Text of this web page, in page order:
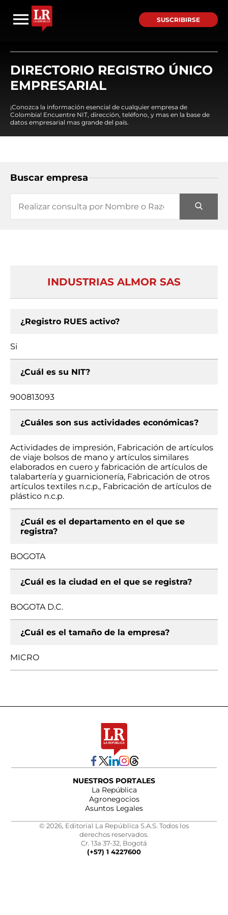
SUSCRIBIRSE
DIRECTORIO REGISTRO ÚNICO
EMPRESARIAL
¡Conozca la información esencial de cualquier empresa de
Colombia! Encuentre NIT, dirección, teléfono, y mas en la base de
datos empresarial mas grande del país.
Buscar empresa
INDUSTRIAS ALMOR SAS
¿Registro RUES activo?
Si
¿Cuál es su NIT?
900813093
¿Cuáles son sus actividades económicas?
Actividades de impresión, Fabricación de artículos
de viaje bolsos de mano y artículos similares
elaborados en cuero y fabricación de artículos de
talabartería y guarnicionería, Fabricación de otros
artículos textiles n.c.p., Fabricación de artículos de
plástico n.c.p.
¿Cuál es el departamento en el que se
registra?
BOGOTA
¿Cuál es la ciudad en el que se registra?
BOGOTA D.C.
¿Cuál es el tamaño de la empresa?
MICRO
NUESTROS PORTALES
La República
Agronegocios
Asuntos Legales
© 2026, Editorial La República S.A.S. Todos los
derechos reservados.
Cr. 13a 37-32, Bogotá
(+57) 1 4227600